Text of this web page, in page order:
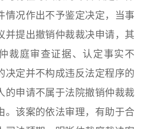
情况作出不予鉴定决定，当事
并提出撤销仲裁裁决申请，其
裁庭审查证据、认定事实不
决定并不构成违反法定程序的
的申请不属于法院撤销仲裁裁
。该案的依法审理，有助于合